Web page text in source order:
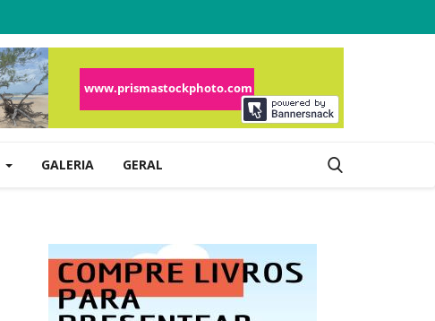
GALERIA GERAL